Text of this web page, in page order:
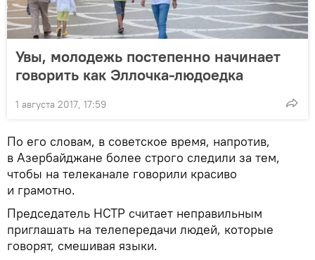
Увы, молодежь постепенно начинает
говорить как Эллочка-людоедка
1 августа 2017, 17:59
По его словам, в советское время, напротив,
в Азербайджане более строго следили за тем,
чтобы на телеканале говорили красиво
и грамотно.
Председатель НСТР считает неправильным
приглашать на телепередачи людей, которые
говорят, смешивая языки.